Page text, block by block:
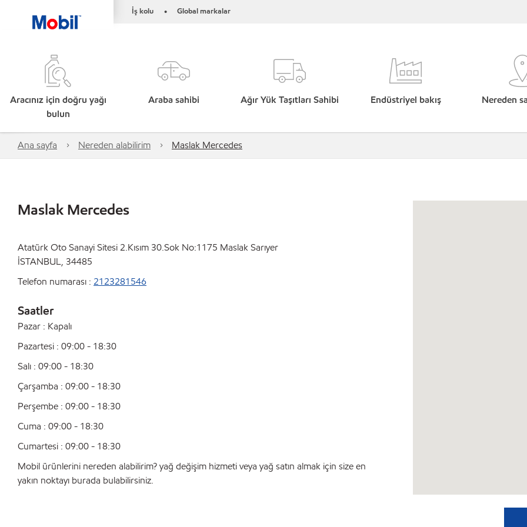
İş kolu • Global markalar
Aracınız için doğru yağı
bulun
Araba sahibi Ağır Yük Taşıtları Sahibi Endüstriyel bakış Nereden
Ana sayfa Nereden alabilirim Maslak Mercedes
Maslak Mercedes
Atatürk Oto Sanayi Sitesi 2.Kısım 30.Sok No:1175 Maslak Sarıyer
İSTANBUL, 34485
Telefon numarası : 2123281546
Saatler
Pazar : Kapalı
Pazartesi : 09:00 - 18:30
Salı : 09:00 - 18:30
Çarşamba : 09:00 - 18:30
Perşembe : 09:00 - 18:30
Cuma : 09:00 - 18:30
Cumartesi : 09:00 - 18:30
Mobil ürünlerini nereden alabilirim? yağ değişim hizmeti veya yağ satın almak için size en
yakın noktayı burada bulabilirsiniz.